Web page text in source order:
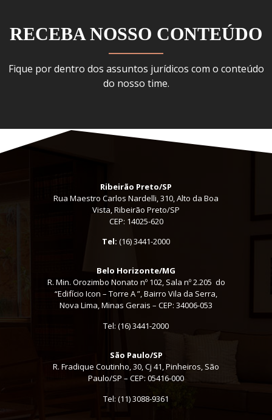
RECEBA NOSSO CONTEÚDO
Fique por dentro dos assuntos jurídicos com o conteúdo
do nosso time.
Ribeirão Preto/SP
Rua Maestro Carlos Nardelli, 310, Alto da Boa
Vista, Ribeirão Preto/SP
CEP: 14025-620
Tel: (16) 3441-2000
Belo Horizonte/MG
R. Min. Orozimbo Nonato nº 102, Sala nº 2.205 do
“Edifício Icon – Torre A ”, Bairro Vila da Serra,
Nova Lima, Minas Gerais – CEP: 34006-053
Tel: (16) 3441-2000
São Paulo/SP
R. Fradique Coutinho, 30, Cj 41, Pinheiros, São
Paulo/SP – CEP: 05416-000
Tel: (11) 3088-9361